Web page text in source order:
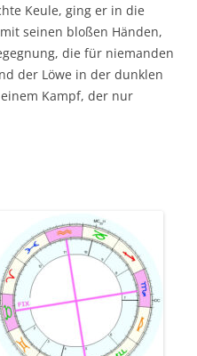
Keule, ging er in die
seinen bloßen Händen,
die für niemanden
der Löwe in der dunklen
Kampf, der nur